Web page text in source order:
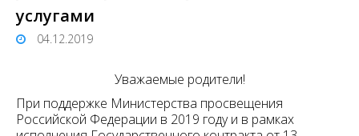
услугами
04.12.2019
Уважаемые родители!
При поддержке Министерства просвещения
Российской Федерации в 2019 году и в рамках